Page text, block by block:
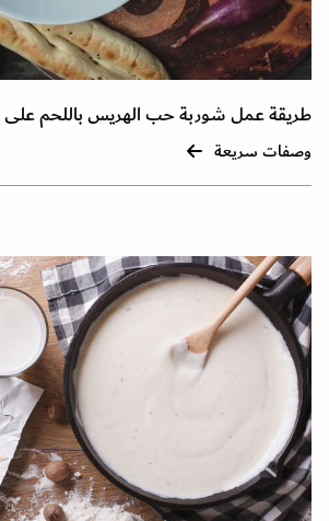
طريقة عمل شوربة حب الهريس باللحم على
وصفات سريعة